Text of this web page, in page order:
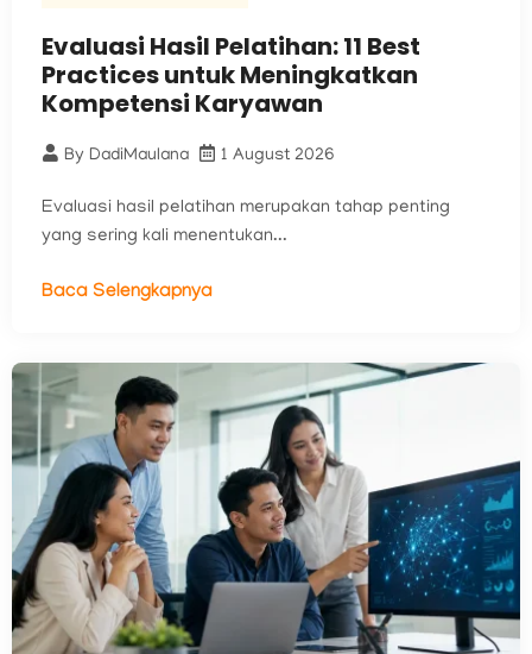
Evaluasi Hasil Pelatihan: 11 Best
Practices untuk Meningkatkan
Kompetensi Karyawan
By DadiMaulana 1 August 2026
Evaluasi hasil pelatihan merupakan tahap penting
yang sering kali menentukan...
Baca Selengkapnya